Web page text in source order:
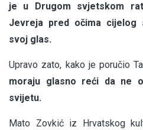
je u Drugom svjetskom
Jevreja pred očima cijelog
svoj glas.
Upravo zato, kako je poručio
moraju glasno reći da ne
svijetu.
Mato Zovkić iz Hrvatskog